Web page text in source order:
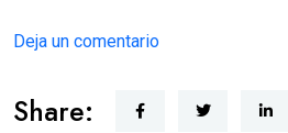
Deja un comentario
Share: